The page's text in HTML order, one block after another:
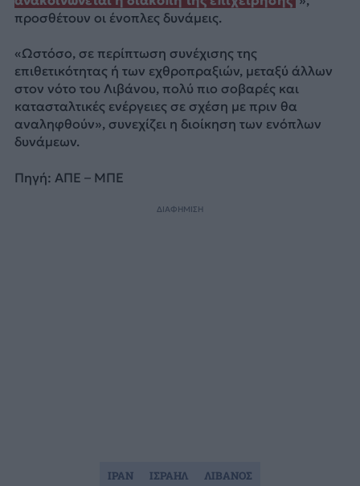
προσθέτουν οι ένοπλες δυνάμεις.
«Ωστόσο, σε περίπτωση συνέχισης της
επιθετικότητας ή των εχθροπραξιών, μεταξύ άλλων
στον νότο του Λιβάνου, πολύ πιο σοβαρές και
κατασταλτικές ενέργειες σε σχέση με πριν θα
αναληφθούν», συνεχίζει η διοίκηση των ενόπλων
δυνάμεων.
Πηγή: ΑΠΕ – ΜΠΕ
ΔΙΑΦΗΜΙΣΗ
ΙΡΑΝ ΙΣΡΑΗΛ ΛΙΒΑΝΟΣ